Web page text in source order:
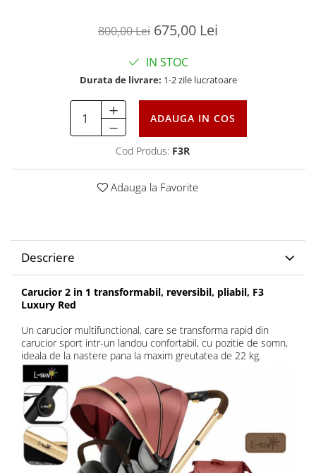
800,00 Lei 675,00 Lei
IN STOC
Durata de livrare: 1-2 zile lucratoare
ADAUGA IN COS
Cod Produs: F3R
Adauga la Favorite
Descriere
Carucior 2 in 1 transformabil, reversibil, pliabil, F3
Luxury Red
Un carucior multifunctional, care se transforma rapid din
carucior sport intr-un landou confortabil, cu pozitie de somn,
ideala de la nastere pana la maxim greutatea de 22 kg.